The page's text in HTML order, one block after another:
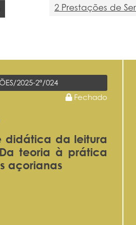
2 Prestações de
2025-2ª/024
Fechado
didática da leitura
teoria à prática
açorianas